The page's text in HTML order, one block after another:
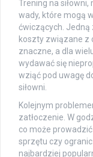
Trening na
wady, które mogą
ćwiczących. Jedną
koszty związane z
znaczne, a dla
wydawać się
wziąć pod uwagę
siłowni.
Kolejnym
zatłoczenie. W
co może
sprzętu czy
najbardziej